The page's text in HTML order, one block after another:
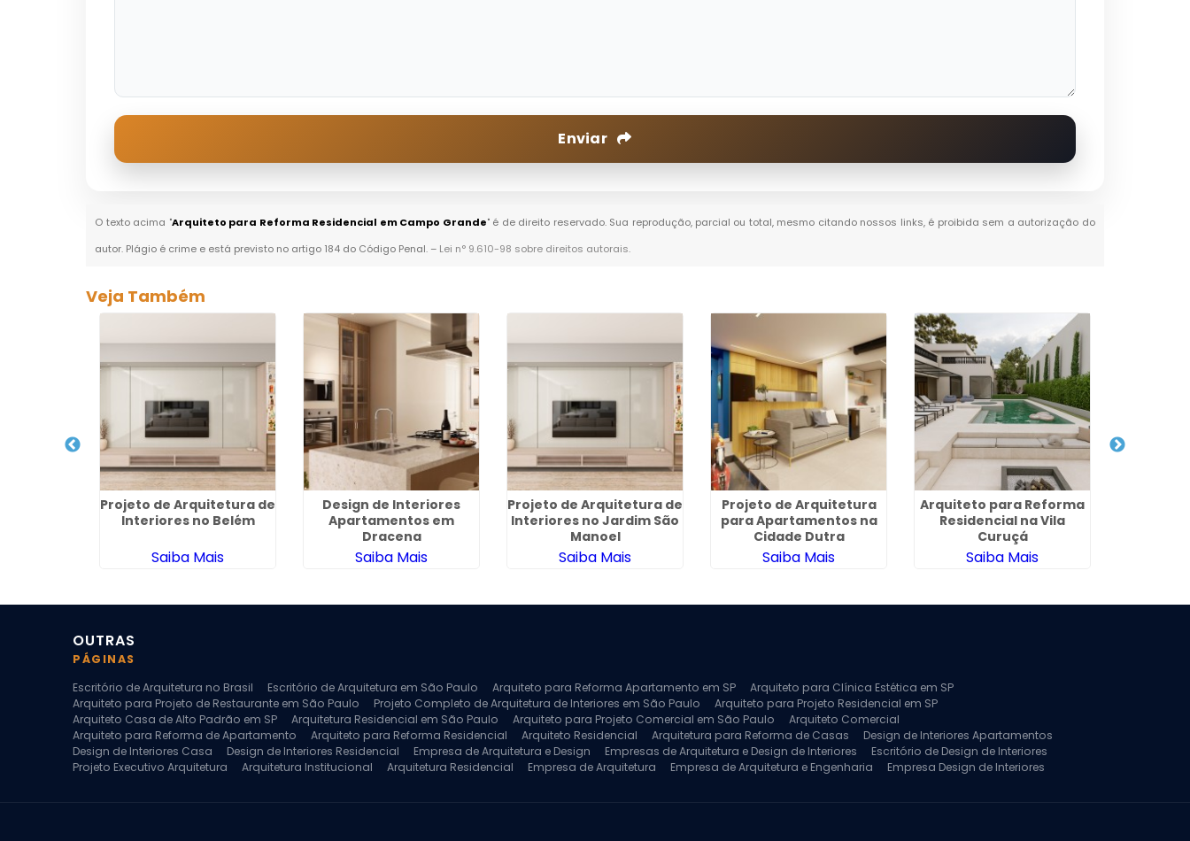
Enviar
O texto acima "Arquiteto para Reforma Residencial em Campo Grande" é de direito reservado. Sua reprodução, parcial ou total, mesmo citando nossos links, é proibida sem a autorização do
autor. Plágio é crime e está previsto no artigo 184 do Código Penal. – Lei n° 9.610-98 sobre direitos autorais.
Veja Também
Projeto de Arquitetura de
Interiores no Belém
Saiba Mais
Design de Interiores
Apartamentos em
Dracena
Saiba Mais
Projeto de Arquitetura de
Interiores no Jardim São
Manoel
Saiba Mais
Projeto de Arquitetura
para Apartamentos na
Cidade Dutra
Saiba Mais
Arquiteto para Reforma
Residencial na Vila
Curuçá
Saiba Mais
OUTRAS
PÁGINAS
Escritório de Arquitetura no Brasil
Escritório de Arquitetura em São Paulo Arquiteto para Reforma Apartamento em SP
Arquiteto para Clínica Estética em SP
Arquiteto para Projeto de Restaurante em São Paulo
Projeto Completo de Arquitetura de Interiores em São Paulo
Arquiteto para Projeto Residencial em SP
Arquiteto Casa de Alto Padrão em SP
Arquitetura Residencial em São Paulo Arquiteto para Projeto Comercial em São Paulo
Arquiteto Comercial
Arquiteto para Reforma de Apartamento
Arquiteto para Reforma Residencial Arquiteto Residencial Arquitetura para Reforma de Casas
Design de Interiores Apartamentos
Design de Interiores Casa
Design de Interiores Residencial Empresa de Arquitetura e Design Empresas de Arquitetura e Design de Interiores
Escritório de Design de Interiores
Projeto Executivo Arquitetura
Arquitetura Institucional Arquitetura Residencial Empresa de Arquitetura Empresa de Arquitetura e Engenharia
Empresa Design de Interiores